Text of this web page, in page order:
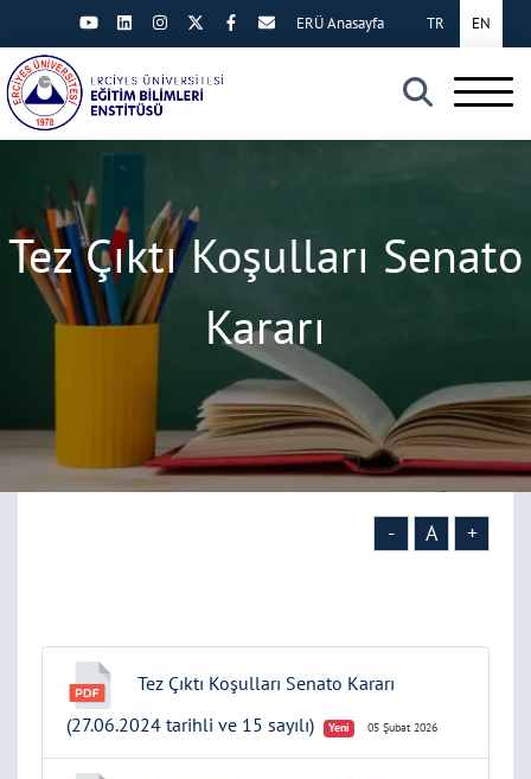
×
TR EN
ERÜ Anasayfa
Tez Çıktı Koşulları Senato
Kararı
- A +
Tez Çıktı Koşulları Senato Kararı
(27.06.2024 tarihli ve 15 sayılı)
Yeni 05 Şubat 2026